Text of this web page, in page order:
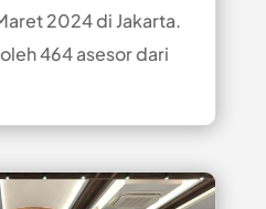
2024 di Jakarta.
464 asesor dari